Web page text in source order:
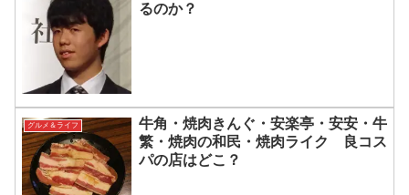
るのか？
グルメ＆ライフ
牛角・焼肉きんぐ・安楽亭・安安・牛
繁・焼肉の和民・焼肉ライク 良コス
パの店はどこ？